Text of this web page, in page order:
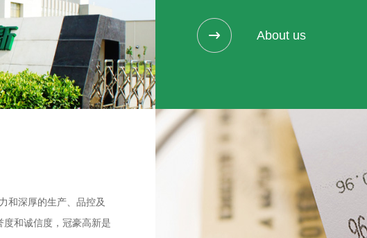
About us
和深厚的生产、品控及
和诚信度，冠豪高新是